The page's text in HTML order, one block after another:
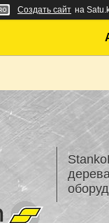
Создать сайт на